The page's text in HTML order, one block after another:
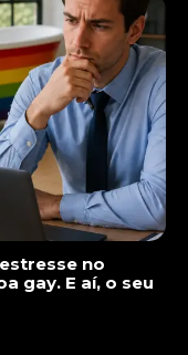
no
gay. E aí, o seu